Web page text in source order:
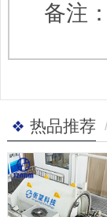
备注
热品推荐